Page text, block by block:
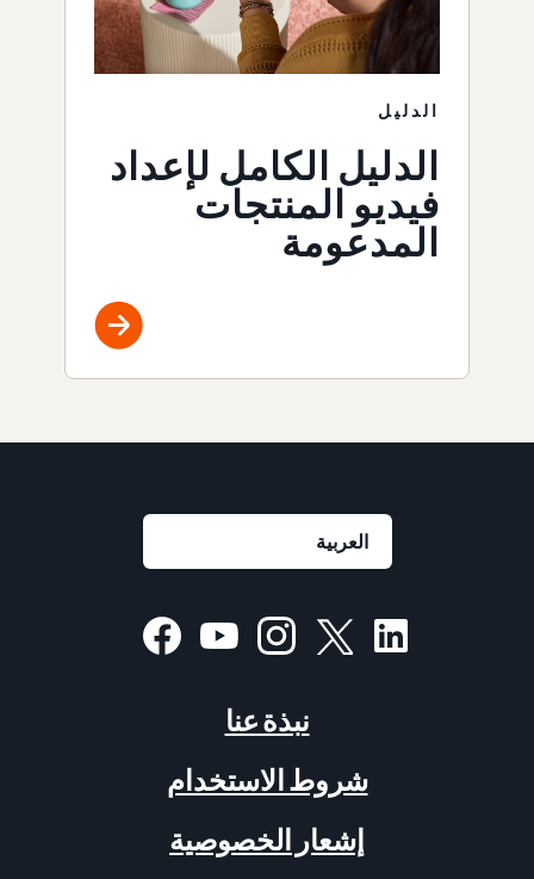
الدليل
الدليل الكامل لإعداد
فيديو المنتجات
المدعومة
نبذة عنا
شروط الاستخدام
إشعار الخصوصية